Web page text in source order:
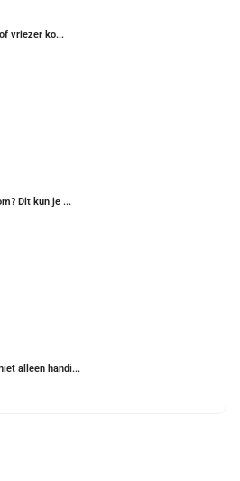
vriezer ko...
Dit kun je ...
alleen handi...